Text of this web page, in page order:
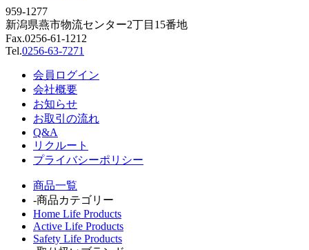
959-1277
新潟県燕市物流センター2丁目15番地
Fax.0256-61-1212
Tel.0256-63-7271
会員ログイン
会社概要
お知らせ
お取引の流れ
Q&A
リクルート
プライバシーポリシー
商品一覧
-商品カテゴリー
Home Life Products
Active Life Products
Safety Life Products